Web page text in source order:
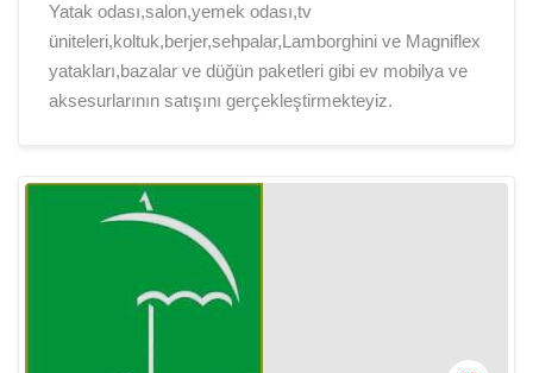
Yatak odası,salon,yemek odası,tv
üniteleri,koltuk,berjer,sehpalar,Lamborghini ve Magniflex
yatakları,bazalar ve düğün paketleri gibi ev mobilya ve
aksesurlarının satışını gerçekleştirmekteyiz.